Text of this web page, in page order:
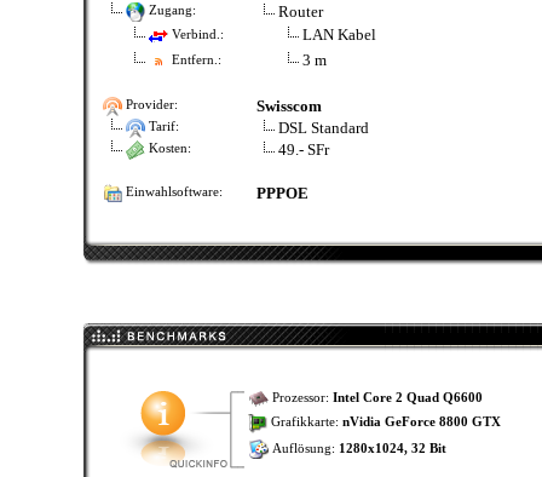
Zugang: Router
Verbind.: LAN Kabel
Entfern.: 3 m
Provider: Swisscom
Tarif: DSL Standard
Kosten: 49.- SFr
Einwahlsoftware: PPPOE
Prozessor: Intel Core 2 Quad Q6600
Grafikkarte: nVidia GeForce 8800 GTX
Auflösung: 1280x1024, 32 Bit